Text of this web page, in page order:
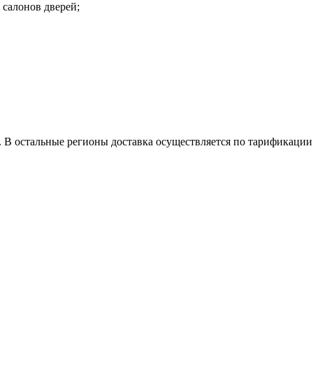
дверей;
остальные регионы доставка осуществляется по тарификации